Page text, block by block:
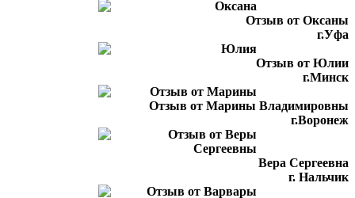
Отзыв от Оксаны
г.Уфа
Отзыв от Юлии
г.Минск
Отзыв от Марины Владимировны
г.Воронеж
Вера Сергеевна
г. Нальчик